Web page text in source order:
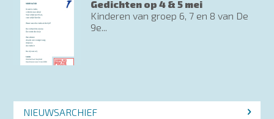
Gedichten op 4 & 5 mei
Kinderen van groep 6, 7 en 8 van De
9e...
NIEUWSARCHIEF